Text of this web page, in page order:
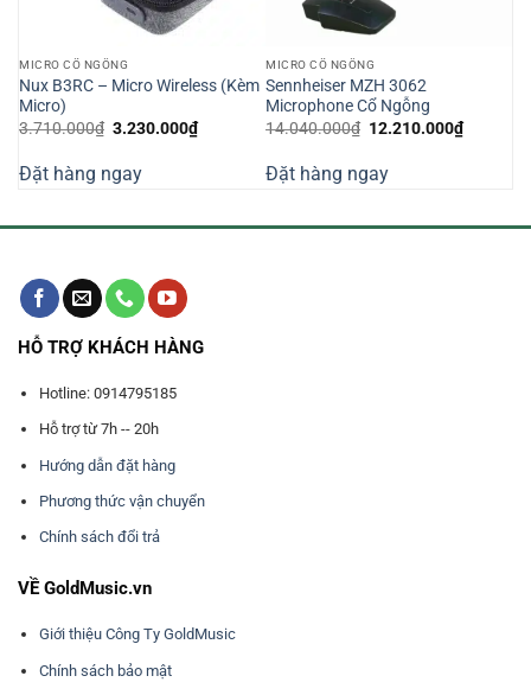
MICRO CỔ NGỖNG
Nux B3RC – Micro Wireless (Kèm
Micro)
3.710.000₫ Giá
3.710.000₫.
3.230.000₫Giá
hiện
3.230.000₫.
Đặt hàng ngay
MICRO CỔ NGỖNG
Sennheiser MZH 3062
Microphone Cổ Ngỗng
14.040.000₫ Giá
14.040.000₫.
12.210.000₫Giá
hiện
Đặt hàng ngay
HỖ TRỢ KHÁCH HÀNG
Hotline: 0914795185
Hỗ trợ từ 7h -- 20h
Hướng dẫn đặt hàng
Phương thức vận chuyển
Chính sách đổi trả
VỀ GoldMusic.vn
Giới thiệu Công Ty GoldMusic
Chính sách bảo mật